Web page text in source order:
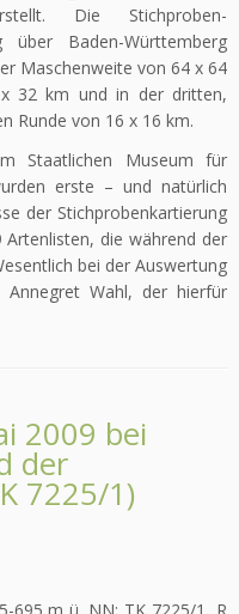
Die Stichproben-
über Baden-Württemberg
Maschenweite von 64 x 64
32 km und in der dritten,
Runde von 16 x 16 km.
Staatlichen Museum für
erste – und natürlich
der Stichprobenkartierung
die während der
bei der Auswertung
Annegret Wahl, der hierfür
2009 bei
der
7225/1)